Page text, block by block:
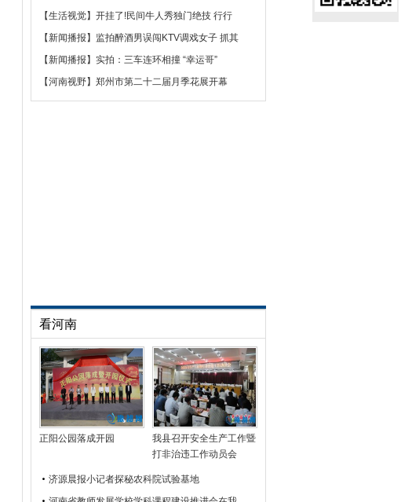
【生活视觉】 开挂了!民间牛人秀独门绝技 行行
【新闻播报 】 监拍醉酒男误闯KTV调戏女子 抓其
【新闻播报 】 实拍：三车连环相撞 “幸运哥”
【河南视野】 郑州市第二十二届月季花展开幕
看河南
正阳公园落成开园
我县召开安全生产工作暨
打非治违工作动员会
济源晨报小记者探秘农科院试验基地